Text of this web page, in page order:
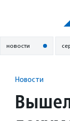
новости
Новости